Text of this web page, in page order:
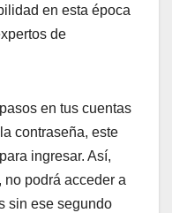
en esta época
de
en tus cuentas
contraseña, este
ingresar. Así,
podrá acceder a
sin ese segundo